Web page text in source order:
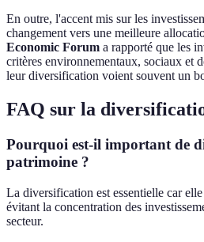
En outre, l'accent mis sur les
changement vers une meilleure
Economic Forum a rapporté que les
critères environnementaux, sociaux et
leur diversification voient souvent un
FAQ sur la
Pourquoi est-il important de
patrimoine ?
La diversification est essentielle car
évitant la concentration des
secteur.